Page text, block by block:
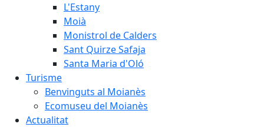
L'Estany
Moià
Monistrol de Calders
Sant Quirze Safaja
Santa Maria d'Oló
Turisme
Benvinguts al Moianès
Ecomuseu del Moianès
Actualitat